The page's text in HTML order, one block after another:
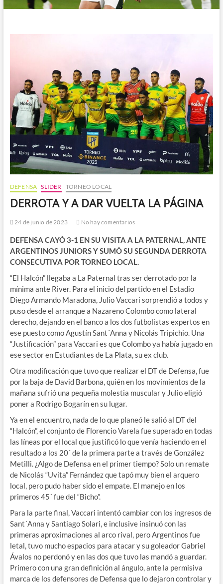
DEFENSA SLIDER TORNEO LOCAL
DERROTA Y A DAR VUELTA LA PÁGINA
24 de junio de 2023 No hay comentarios
DEFENSA CAYÓ 3-1 EN SU VISITA A LA PATERNAL, ANTE
ARGENTINOS JUNIORS Y SUMÓ SU SEGUNDA DERROTA
CONSECUTIVA POR TORNEO LOCAL.
“El Halcón” llegaba a La Paternal tras ser derrotado por la
mínima ante River. Para el inicio del partido en el Estadio
Diego Armando Maradona, Julio Vaccari sorprendió a todos y
puso desde el arranque a Nazareno Colombo como lateral
derecho, dejando en el banco a los dos futbolistas expertos en
ese puesto como Agustín Sant´Anna y Nicolás Tripichio. Una
“Justificación” para Vaccari es que Colombo ya había jugado en
ese sector en Estudiantes de La Plata, su ex club.
Otra modificación que tuvo que realizar el DT de Defensa, fue
por la baja de David Barbona, quién en los movimientos de la
mañana sufrió una pequeña molestia muscular y Julio eligió
poner a Rodrigo Bogarín en su lugar.
Ya en el encuentro, nada de lo que planeó le salió al DT del
“Halcón”, el conjunto de Florencio Varela fue superado en todas
las líneas por el local que justificó lo que venía haciendo en el
resultado a los 20´ de la primera parte a través de González
Metilli. ¿Algo de Defensa en el primer tiempo? Solo un remate
de Nicolás “Uvita” Fernández que tapó muy bien el arquero
local, pero pudo haber sido el empate. El manejo en los
primeros 45´ fue del “Bicho”.
Para la parte final, Vaccari intentó cambiar con los ingresos de
Sant´Anna y Santiago Solari, e inclusive insinuó con las
primeras aproximaciones al arco rival, pero Argentinos fue
letal, tuvo mucho espacios para atacar y su goleador Gabriel
Ávalos no perdonó y en las dos que tuvo las mandó a guardar.
Primero con una gran definición al ángulo, ante la permisiva
marca de los defensores de Defensa que lo dejaron controlar y